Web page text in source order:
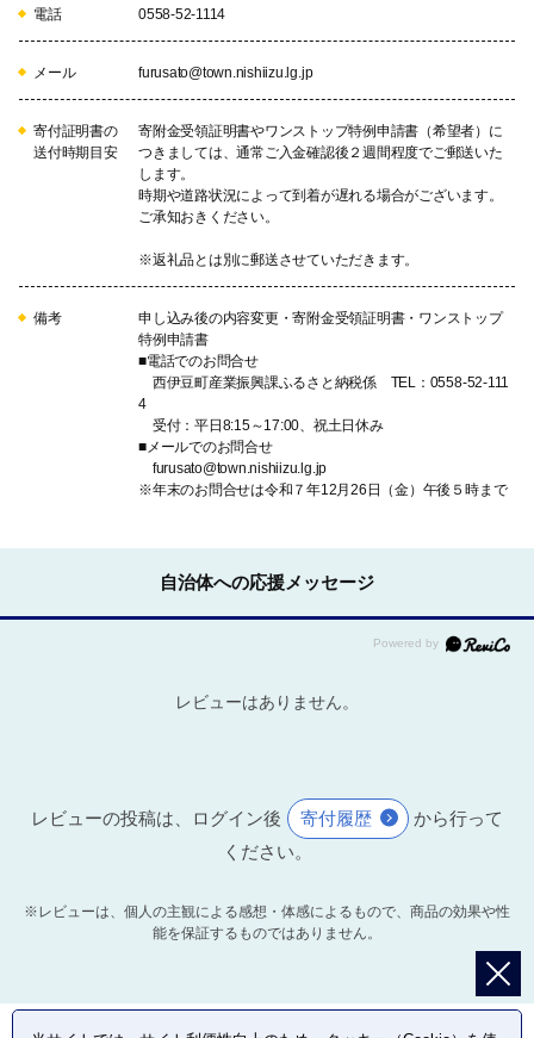
電話 0558-52-1114
メール furusato@town.nishiizu.lg.jp
寄付証明書の
送付時期目安
寄附金受領証明書やワンストップ特例申請書（希望者）に
つきましては、通常ご入金確認後２週間程度でご郵送いた
します。
時期や道路状況によって到着が遅れる場合がございます。
ご承知おきください。
※返礼品とは別に郵送させていただきます。
備考
申し込み後の内容変更・寄附金受領証明書・ワンストップ
特例申請書
■電話でのお問合せ
西伊豆町産業振興課ふるさと納税係 TEL：0558-52-111
4
受付：平日8:15～17:00、祝土日休み
■メールでのお問合せ
furusato@town.nishiizu.lg.jp
※年末のお問合せは令和７年12月26日（金）午後５時まで
自治体への応援メッセージ
レビューはありません。
レビューの投稿は、ログイン後 寄付履歴
から行って
ください。
※レビューは、個人の主観による感想・体感によるもので、商品の効果や性
能を保証するものではありません。